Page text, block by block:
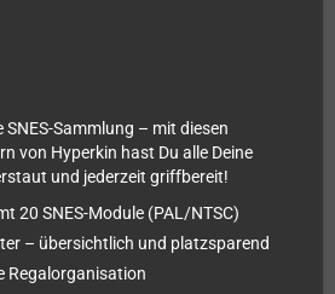
SNES-Sammlung – mit diesen
von Hyperkin hast Du alle Deine
und jederzeit griffbereit!
20 SNES-Module (PAL/NTSC)
– übersichtlich und platzsparend
Regalorganisation